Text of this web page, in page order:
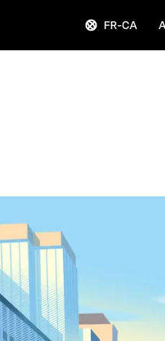
FR-CA